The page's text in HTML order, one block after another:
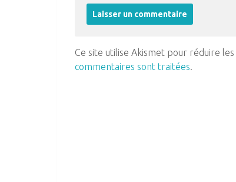
Ce site utilise Akismet pour réduire
commentaires sont traitées.